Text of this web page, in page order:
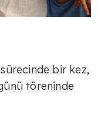
bir kez,
töreninde